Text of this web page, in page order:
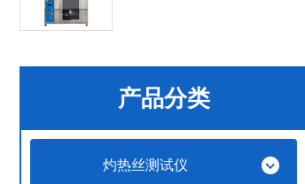
产品分类
灼热丝测试仪